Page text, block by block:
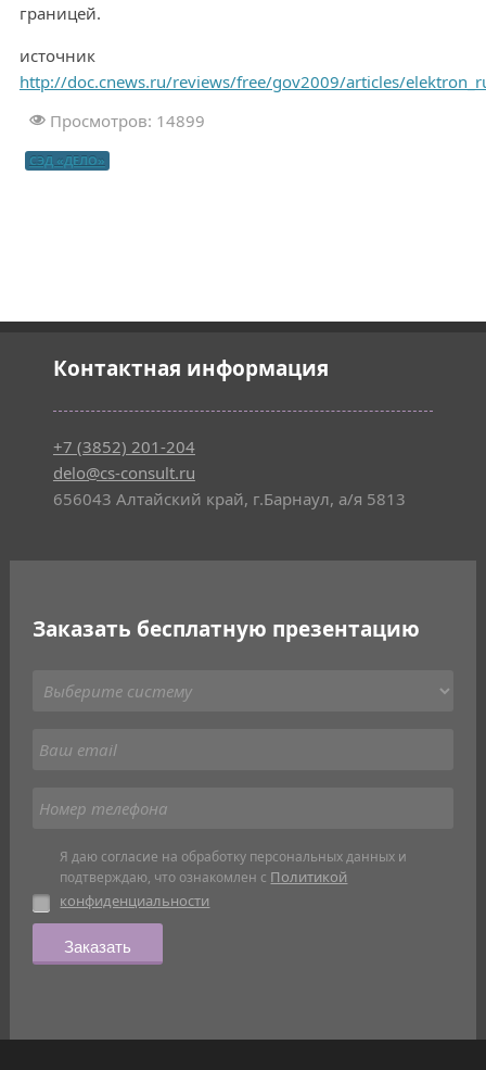
границей.
источник
http://doc.cnews.ru/reviews/free/gov2009/articles/
Просмотров: 14899
СЭД «ДЕЛО»
Контактная информация
+7 (3852) 201-204
delo@cs-consult.ru
656043 Алтайский край, г.Барнаул, а/я 5813
Заказать бесплатную презентацию
Я даю согласие на обработку персональных данных и
подтверждаю, что ознакомлен с Политикой
конфиденциальности
Заказать